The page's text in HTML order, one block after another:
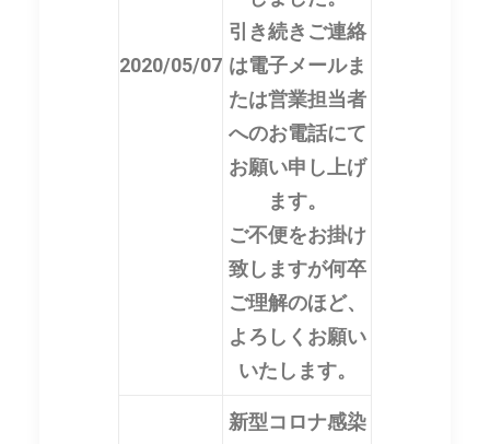
2020/05/07
引き続きご連絡
は電子メールま
たは営業担当者
へのお電話にて
お願い申し上げ
ます。
ご不便をお掛け
致しますが何卒
ご理解のほど、
よろしくお願い
いたします。
新型コロナ感染